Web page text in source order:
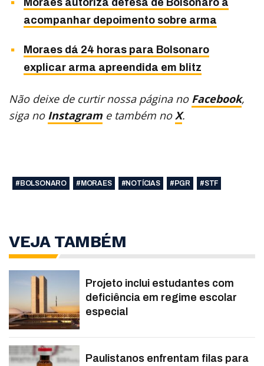
Moraes autoriza defesa de Bolsonaro a
acompanhar depoimento sobre arma
Moraes dá 24 horas para Bolsonaro
explicar arma apreendida em blitz
Não deixe de curtir nossa página no Facebook,
siga no Instagram e também noX.
#BOLSONARO #MORAES #NOTÍCIAS #PGR #STF
VEJA TAMBÉM
Projeto inclui estudantes com
deficiência em regime escolar
especial
Paulistanos enfrentam filas para